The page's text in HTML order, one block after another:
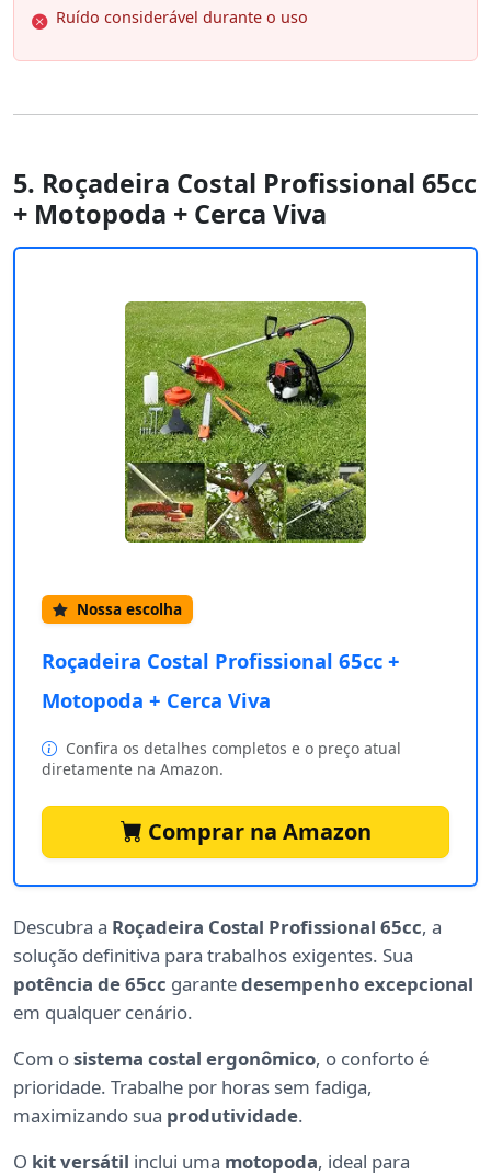
Ruído considerável durante o uso
5. Roçadeira Costal Profissional 65cc
+ Motopoda + Cerca Viva
Nossa escolha
Roçadeira Costal Profissional 65cc +
Motopoda + Cerca Viva
Confira os detalhes completos e o preço atual
diretamente na Amazon.
Comprar na Amazon
Descubra a Roçadeira Costal Profissional 65cc, a
solução definitiva para trabalhos exigentes. Sua
potência de 65cc garantedesempenho excepcional
em qualquer cenário.
Com osistema costal ergonômico, o conforto é
prioridade. Trabalhe por horas sem fadiga,
maximizando sua produtividade.
O kit versátil inclui uma motopoda, ideal para